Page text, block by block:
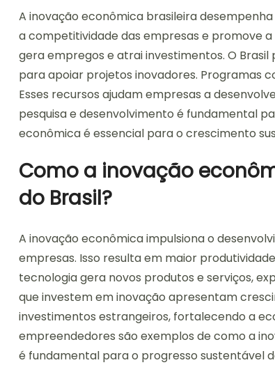
A inovação econômica brasileira
a competitividade das empresas e promove a
gera empregos e atrai investimentos. O
para apoiar projetos inovadores. Programas
Esses recursos ajudam empresas a
pesquisa e desenvolvimento é fundamental
econômica é essencial para o crescimento
Como a inovação
do Brasil?
A inovação econômica impulsiona o
empresas. Isso resulta em maior
tecnologia gera novos produtos e serviços,
que investem em inovação apresentam
investimentos estrangeiros, fortalecendo a
empreendedores são exemplos de como a
é fundamental para o progresso sustentável